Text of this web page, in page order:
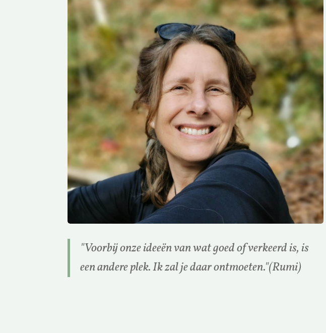
"Voorbij onze ideeën van wat goed of verkeerd is, is
een andere plek. Ik zal je daar ontmoeten."(Rumi)